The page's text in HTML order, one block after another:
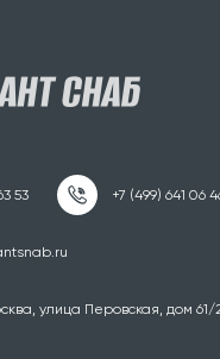
улица Перовская, дом 61/